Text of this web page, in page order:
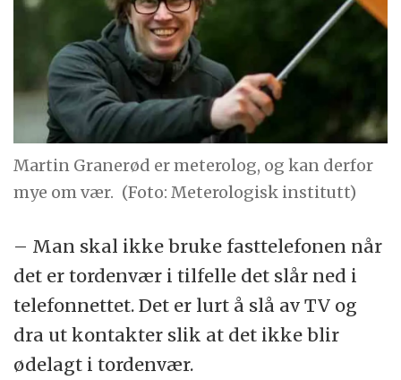
Martin Granerød er meterolog, og kan derfor
mye om vær. (Foto: Meterologisk institutt)
– Man skal ikke bruke fasttelefonen når
det er tordenvær i tilfelle det slår ned i
telefonnettet. Det er lurt å slå av TV og
dra ut kontakter slik at det ikke blir
ødelagt i tordenvær.